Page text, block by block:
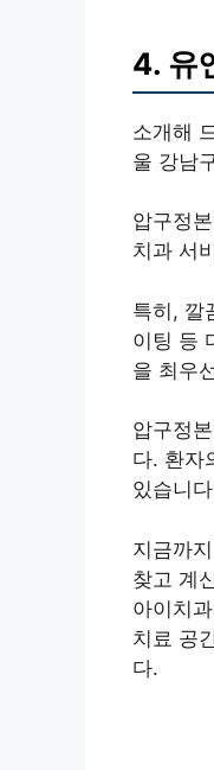
4. 유
소개해
울 강남
압구정
치과 서
특히, 깔
이팅 등
을 최우
압구정
다. 환자
있습니
지금까
찾고 계
아이치
치료 공
다.